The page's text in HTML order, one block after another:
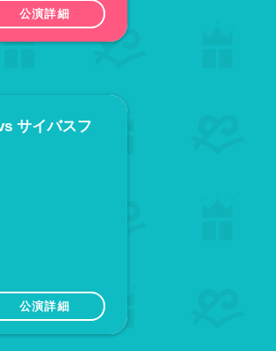
公演詳細
サイバスフ
公演詳細